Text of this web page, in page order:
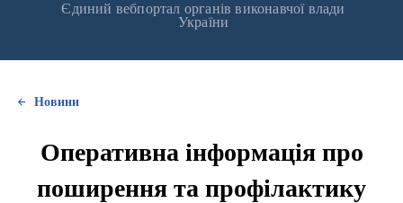
Єдиний вебпортал органів виконавчої влади
України
Новини
Оперативна інформація про
поширення та профілактику